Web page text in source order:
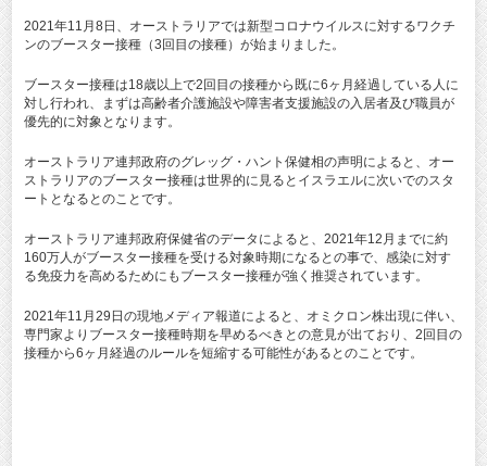
2021年11月8日、オーストラリアでは新型コロナウイルスに対するワクチ
ンのブースター接種（3回目の接種）が始まりました。
ブースター接種は18歳以上で2回目の接種から既に6ヶ月経過している人に
対し行われ、まずは高齢者介護施設や障害者支援施設の入居者及び職員が
優先的に対象となります。
オーストラリア連邦政府のグレッグ・ハント保健相の声明によると、オー
ストラリアのブースター接種は世界的に見るとイスラエルに次いでのスタ
ートとなるとのことです。
オーストラリア連邦政府保健省のデータによると、2021年12月までに約
160万人がブースター接種を受ける対象時期になるとの事で、感染に対す
る免疫力を高めるためにもブースター接種が強く推奨されています。
2021年11月29日の現地メディア報道によると、オミクロン株出現に伴い、
専門家よりブースター接種時期を早めるべきとの意見が出ており、2回目の
接種から6ヶ月経過のルールを短縮する可能性があるとのことです。